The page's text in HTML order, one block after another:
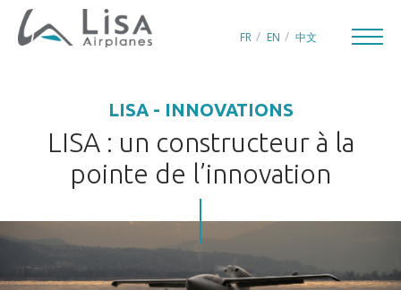
FR EN 中文
CRÉATEUR D’AVIONS DE PLAISANCE
UNIVERS LISA
INNOVATIONS
LISA - INNOVATIONS
LISA : un constructeur à la
pointe de l’innovation